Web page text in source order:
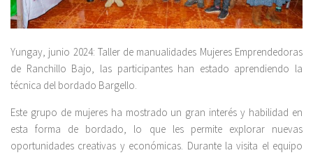
Yungay, junio 2024: Taller de manualidades Mujeres Emprendedoras
de Ranchillo Bajo, las participantes han estado aprendiendo la
técnica del bordado Bargello.
Este grupo de mujeres ha mostrado un gran interés y habilidad en
esta forma de bordado, lo que les permite explorar nuevas
oportunidades creativas y económicas. Durante la visita el equipo